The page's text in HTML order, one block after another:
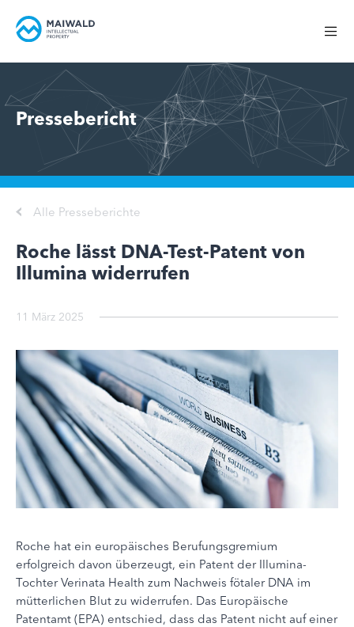
Pressebericht
Alle Presseberichte
Roche lässt DNA-Test-Patent von
Illumina widerrufen
11 März 2025
Roche hat ein europäisches Berufungsgremium
erfolgreich davon überzeugt, ein Patent der Illumina-
Tochter Verinata Health zum Nachweis fötaler DNA im
mütterlichen Blut zu widerrufen. Das Europäische
Patentamt (EPA) entschied, dass das Patent nicht auf einer